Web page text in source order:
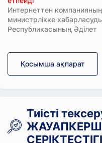
Интернеттен
министрлікке
Республикасының Әділет
Қосымша ақпарат
Тиісті
СЕРІКТЕСТІГІ